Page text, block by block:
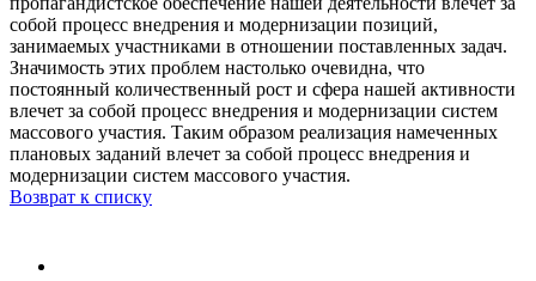
собой процесс внедрения и модернизации позиций,
занимаемых участниками в отношении поставленных задач.
Значимость этих проблем настолько очевидна, что
постоянный количественный рост и сфера нашей активности
влечет за собой процесс внедрения и модернизации систем
массового участия. Таким образом реализация намеченных
плановых заданий влечет за собой процесс внедрения и
модернизации систем массового участия.
Возврат к списку